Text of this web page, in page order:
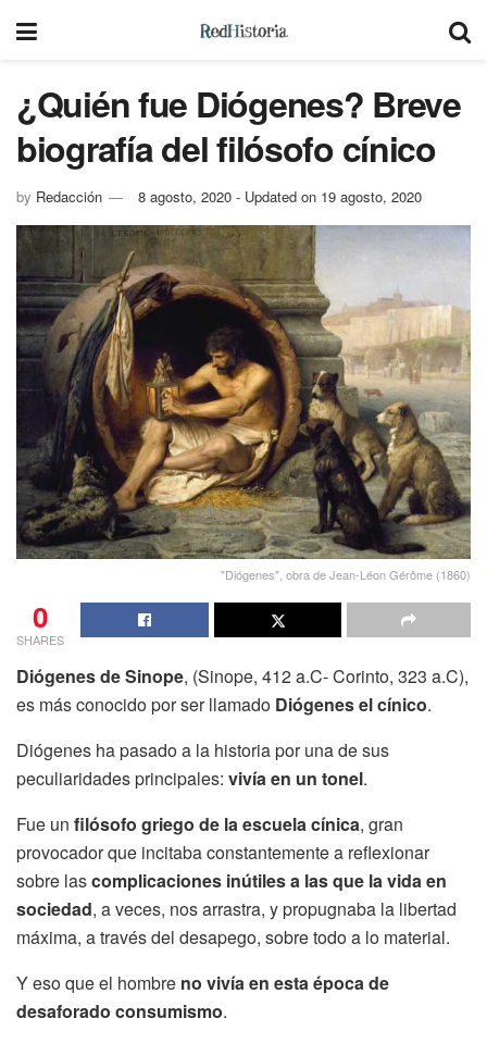
¿Quién fue Diógenes? Breve
biografía del filósofo cínico
by Redacción 8 agosto, 2020 - Updated on 19 agosto, 2020
"Diógenes", obra de Jean-Léon Gérôme (1860)
0
SHARES
Diógenes de Sinope, (Sinope, 412 a.C- Corinto, 323 a.C),
es más conocido por ser llamado Diógenes el cínico.
Diógenes ha pasado a la historia por una de sus
peculiaridades principales: vivía en un tonel.
Fue un filósofo griego de la escuela cínica, gran
provocador que incitaba constantemente a reflexionar
sobre lascomplicaciones inútiles a las que la vida en
sociedad, a veces, nos arrastra, y propugnaba la libertad
máxima, a través del desapego, sobre todo a lo material.
Y eso que el hombre no vivía en esta época de
desaforado consumismo.